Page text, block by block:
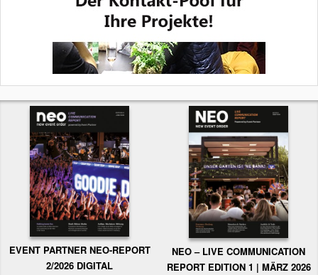
EVENT PARTNER NEO-REPORT
2/2026 DIGITAL
NEO – LIVE COMMUNICATION
REPORT EDITION 1 | MÄRZ 2026